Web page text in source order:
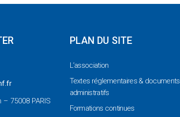
75008 PARIS
PLAN DU SITE
L’association
Textes réglementaires & documents
administratifs
Formations continues